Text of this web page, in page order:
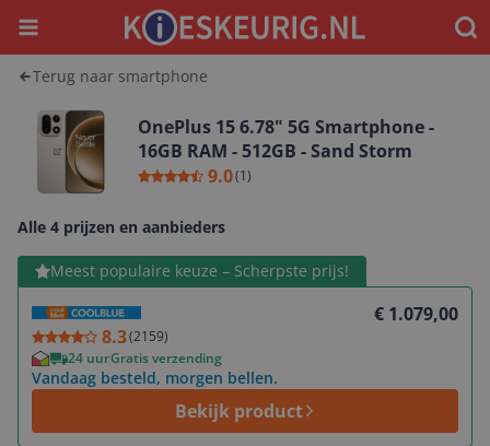
Menu
Terug naar smartphone
OnePlus 15 6.78" 5G Smartphone -
16GB RAM - 512GB - Sand Storm
9.0(1)
Alle 4 prijzen en aanbieders
Meest populaire keuze – Scherpste prijs!
8.3(2159)
€ 1.079,00
24 uurGratis verzending
Vandaag besteld, morgen bellen.
Bekijk product
Bekijk product